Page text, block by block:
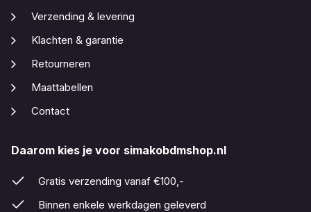
Verzending & levering
Klachten & garantie
Retourneren
Maattabellen
Contact
Daarom kies je voor simakobdmshop.nl
Gratis verzending vanaf €100,-
Binnen enkele werkdagen geleverd